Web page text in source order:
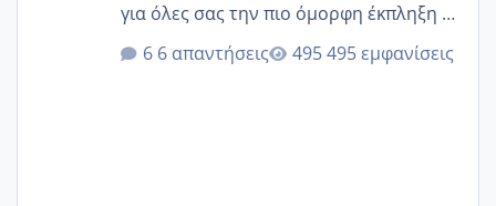
για όλες σας την πιο όμορφη έκπληξη 🧿
@Elk @Melikara86 @Παρασκευαιδου
@Zenia z @melitiniღ @Christi.D.
6 απαντήσεις 495 εμφανίσεις